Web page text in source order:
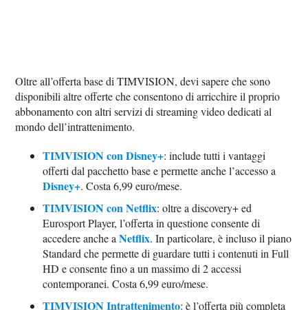
Oltre all’offerta base di TIMVISION, devi sapere che sono
disponibili altre offerte che consentono di arricchire il proprio
abbonamento con altri servizi di streaming video dedicati al
mondo dell’intrattenimento.
TIMVISION con Disney+: include tutti i vantaggi
offerti dal pacchetto base e permette anche l’accesso a
Disney+. Costa 6,99 euro/mese.
TIMVISION con Netflix: oltre a discovery+ ed
Eurosport Player, l’offerta in questione consente di
accedere anche aNetflix. In particolare, è incluso il piano
Standard che permette di guardare tutti i contenuti in Full
HD e consente fino a un massimo di 2 accessi
contemporanei. Costa 6,99 euro/mese.
TIMVISION Intrattenimento: è l’offerta più completa